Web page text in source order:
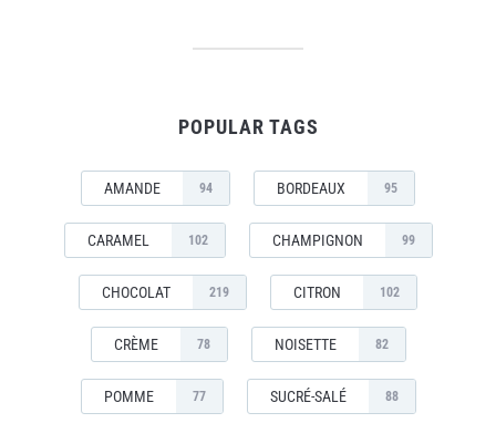
POPULAR TAGS
AMANDE 94 BORDEAUX 95
CARAMEL 102 CHAMPIGNON 99
CHOCOLAT 219 CITRON 102
CRÈME 78 NOISETTE 82
POMME 77 SUCRÉ-SALÉ 88